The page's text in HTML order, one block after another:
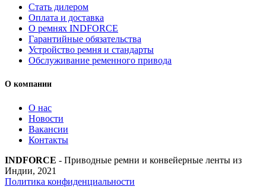
Стать дилером
Оплата и доставка
О ремнях INDFORCE
Гарантийные обязательства
Устройство ремня и стандарты
Обслуживание ременного привода
О компании
О нас
Новости
Вакансии
Контакты
INDFORCE - Приводные ремни и конвейерные ленты из
Индии, 2021
Политика конфиденциальности